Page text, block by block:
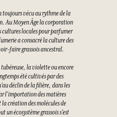
toujours vécu au rythme de la
Au Moyen Âge la corporation
cultures locales pour parfumer
a consacré la culture des
faire grassois ancestral.
la violette ou encore
été cultivés par des
déclin de la filière, dans les
l’importation des matières
la création des molécules de
un écosystème grassois s’est